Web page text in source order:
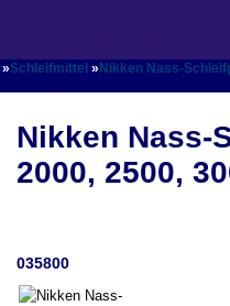
»Schleifmittel » Nikken Nass-
Nikken Nass-
2000, 2500,
035800